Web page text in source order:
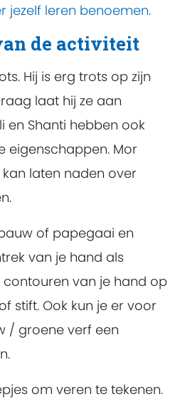
jezelf leren benoemen.
de activiteit
Hij is erg trots op zijn
laat hij ze aan
en Shanti hebben ook
eigenschappen. Mor
laten naden over
of papegaai en
van je hand als
contouren van je hand op
stift. Ook kun je er voor
/ groene verf een
om veren te tekenen.